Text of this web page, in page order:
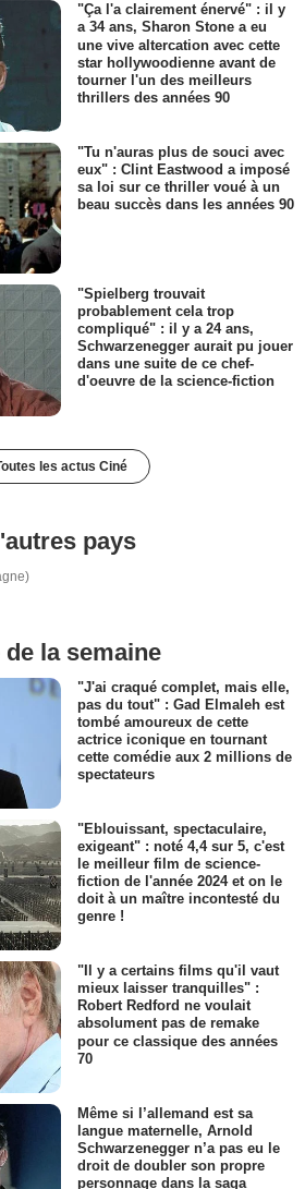
"Ça l'a clairement énervé" : il y
a 34 ans, Sharon Stone a eu
une vive altercation avec cette
star hollywoodienne avant de
tourner l'un des meilleurs
thrillers des années 90
"Tu n'auras plus de souci avec
eux" : Clint Eastwood a imposé
sa loi sur ce thriller voué à un
beau succès dans les années 90
"Spielberg trouvait
probablement cela trop
compliqué" : il y a 24 ans,
Schwarzenegger aurait pu jouer
dans une suite de ce chef-
d'oeuvre de la science-fiction
les actus Ciné
pays
la semaine
"J'ai craqué complet, mais elle,
pas du tout" : Gad Elmaleh est
tombé amoureux de cette
actrice iconique en tournant
cette comédie aux 2 millions de
spectateurs
"Eblouissant, spectaculaire,
exigeant" : noté 4,4 sur 5, c'est
le meilleur film de science-
fiction de l'année 2024 et on le
doit à un maître incontesté du
genre !
"Il y a certains films qu'il vaut
mieux laisser tranquilles" :
Robert Redford ne voulait
absolument pas de remake
pour ce classique des années
70
Même si l’allemand est sa
langue maternelle, Arnold
Schwarzenegger n’a pas eu le
droit de doubler son propre
personnage dans la saga